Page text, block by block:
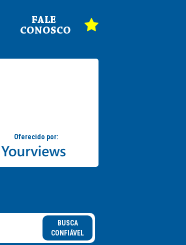
FALE
CONOSCO
BUSCA
CONFIÁVEL